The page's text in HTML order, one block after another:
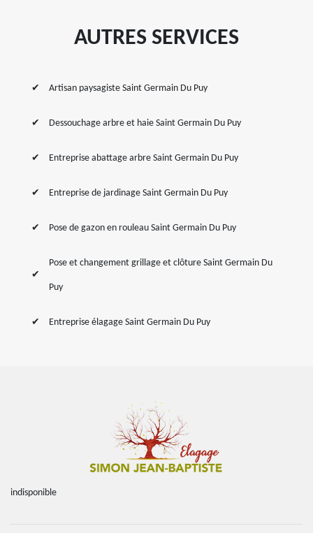
AUTRES SERVICES
Artisan paysagiste Saint Germain Du Puy
Dessouchage arbre et haie Saint Germain Du Puy
Entreprise abattage arbre Saint Germain Du Puy
Entreprise de jardinage Saint Germain Du Puy
Pose de gazon en rouleau Saint Germain Du Puy
Pose et changement grillage et clôture Saint Germain Du
Puy
Entreprise élagage Saint Germain Du Puy
indisponible